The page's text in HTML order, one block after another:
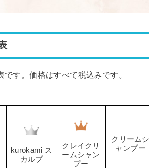
す。価格はすべて税込みです。
kurokami ス
カルプ
クレイクリ
ームシャン
プー
クリームシ
ャンプー